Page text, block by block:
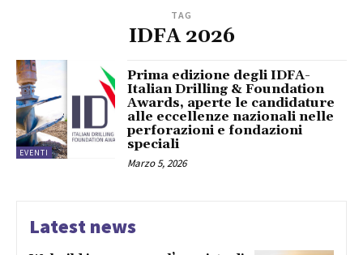
TAG
IDFA 2026
EVENTI
Prima edizione degli IDFA-
Italian Drilling & Foundation
Awards, aperte le candidature
alle eccellenze nazionali nelle
perforazioni e fondazioni
speciali
Marzo 5, 2026
Latest news